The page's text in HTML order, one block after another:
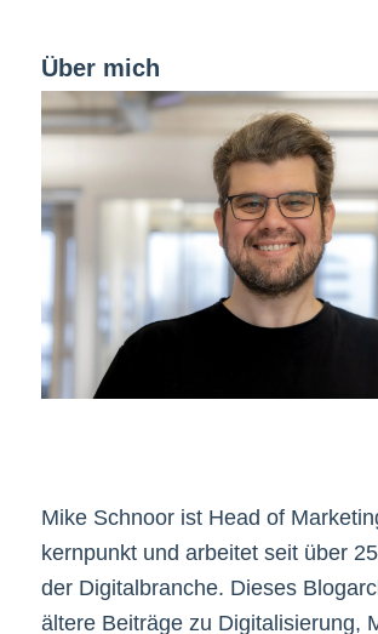
Über mich
Mike Schnoor ist Head of
kernpunkt und arbeitet seit über
der Digitalbranche. Dieses
ältere Beiträge zu Digitalisierung,